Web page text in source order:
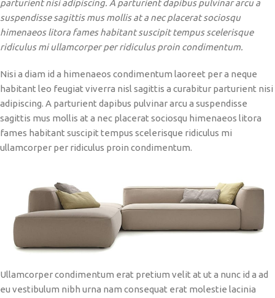
parturient nisi adipiscing. A parturient dapibus pulvinar arcu a
suspendisse sagittis mus mollis at a nec placerat sociosqu
himenaeos litora fames habitant suscipit tempus scelerisque
ridiculus mi ullamcorper per ridiculus proin condimentum.
Nisi a diam id a himenaeos condimentum laoreet per a neque
habitant leo feugiat viverra nisl sagittis a curabitur parturient nisi
adipiscing. A parturient dapibus pulvinar arcu a suspendisse
sagittis mus mollis at a nec placerat sociosqu himenaeos litora
fames habitant suscipit tempus scelerisque ridiculus mi
ullamcorper per ridiculus proin condimentum.
Ullamcorper condimentum erat pretium velit at ut a nunc id a ad
eu vestibulum nibh urna nam consequat erat molestie lacinia